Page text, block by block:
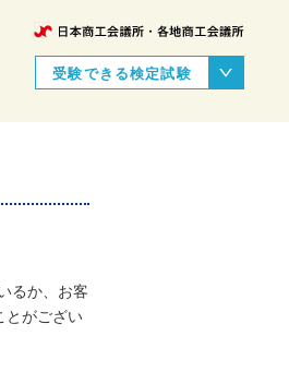
受験できる検定試験
るか、お客
とがござい